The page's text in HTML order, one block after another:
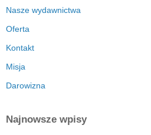
Nasze wydawnictwa
Oferta
Kontakt
Misja
Darowizna
Najnowsze wpisy